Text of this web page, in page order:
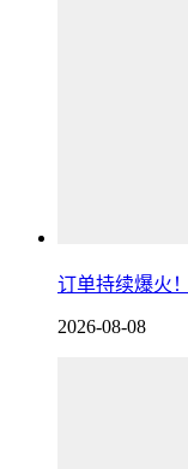
订单持续爆火
2026-08-08